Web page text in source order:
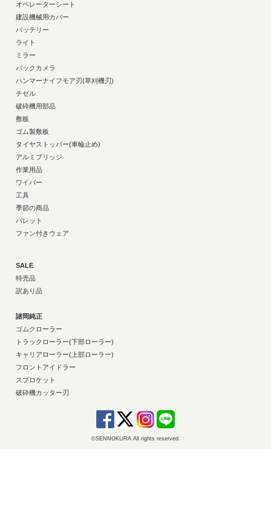
オペレーターシート
建設機械用カバー
バッテリー
ライト
ミラー
バックカメラ
ハンマーナイフモア刃(草刈機刃)
チゼル
破砕機用部品
敷板
ゴム製敷板
タイヤストッパー(車輪止め)
アルミブリッジ
作業用品
ワイパー
工具
季節の商品
パレット
ファン付きウェア
SALE
特売品
訳あり品
諸岡純正
ゴムクローラー
トラックローラー(下部ローラー)
キャリアローラー(上部ローラー)
フロントアイドラー
スプロケット
破砕機カッター刃
©SENNOKURA All rights reserved.